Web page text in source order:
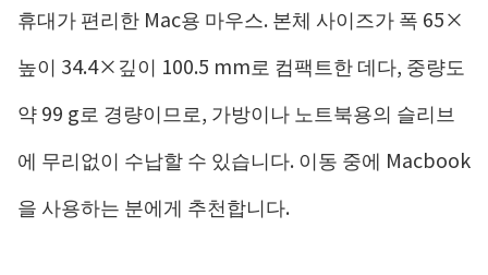
휴대가 편리한 Mac용 마우스. 본체 사이즈가 폭 65×
높이 34.4×깊이 100.5 mm로 컴팩트한 데다, 중량도
약 99 g로 경량이므로, 가방이나 노트북용의 슬리브
에 무리없이 수납할 수 있습니다. 이동 중에 Macbook
을 사용하는 분에게 추천합니다.